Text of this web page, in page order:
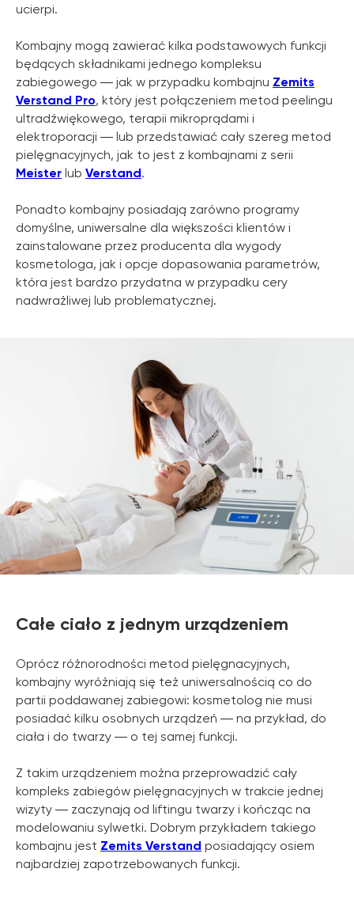
ucierpi.
Kombajny mogą zawierać kilka podstawowych funkcji
będących składnikami jednego kompleksu
zabiegowego ― jak w przypadku kombajnu Zemits
Verstand Pro, który jest połączeniem metod peelingu
ultradźwiękowego, terapii mikroprądami i
elektroporacji ― lub przedstawiać cały szereg metod
pielęgnacyjnych, jak to jest z kombajnami z serii
Meister lub Verstand.
Ponadto kombajny posiadają zarówno programy
domyślne, uniwersalne dla większości klientów i
zainstalowane przez producenta dla wygody
kosmetologa, jak i opcje dopasowania parametrów,
która jest bardzo przydatna w przypadku cery
nadwrażliwej lub problematycznej.
Całe ciało z jednym urządzeniem
Oprócz różnorodności metod pielęgnacyjnych,
kombajny wyróżniają się też uniwersalnością co do
partii poddawanej zabiegowi: kosmetolog nie musi
posiadać kilku osobnych urządzeń ― na przykład, do
ciała i do twarzy ― o tej samej funkcji.
Z takim urządzeniem można przeprowadzić cały
kompleks zabiegów pielęgnacyjnych w trakcie jednej
wizyty ― zaczynają od liftingu twarzy i kończąc na
modelowaniu sylwetki. Dobrym przykładem takiego
kombajnu jest Zemits Verstand posiadający osiem
najbardziej zapotrzebowanych funkcji.